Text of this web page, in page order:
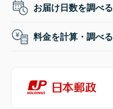
お届け日数を調べる
料金を計算・調べる